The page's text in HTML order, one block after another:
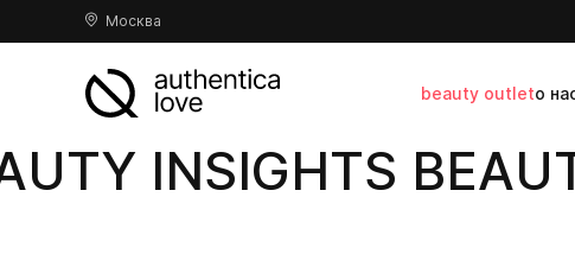
Москва
beauty outletо
INSIGHTS